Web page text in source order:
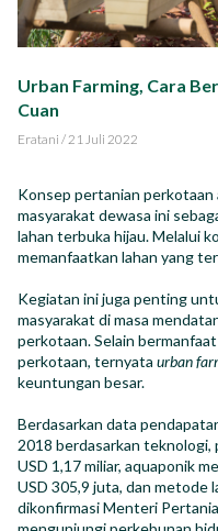
Urban Farming, Cara
Cuan
Eratani /21 Juli 2022
Konsep pertanian perkotaan
masyarakat dewasa ini
lahan terbuka hijau. Melalui
memanfaatkan lahan yang
Kegiatan ini juga penting
masyarakat di masa
perkotaan. Selain
perkotaan, ternyata urban
keuntungan besar.
​​Berdasarkan data
2018 berdasarkan teknologi,
USD 1,17 miliar, aquaponik
USD 305,9 juta, dan metode
dikonfirmasi Menteri